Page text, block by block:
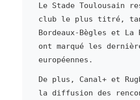
Le Stade Toulousain
club le plus titré,
Bordeaux-Bègles et La
ont marqué les
européennes.
De plus, Canal+ et
la diffusion des